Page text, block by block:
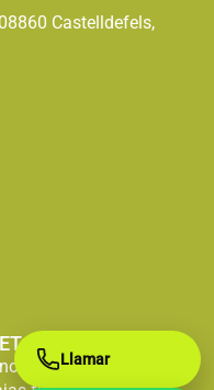
Castelldefels,
especializada en
Llamar